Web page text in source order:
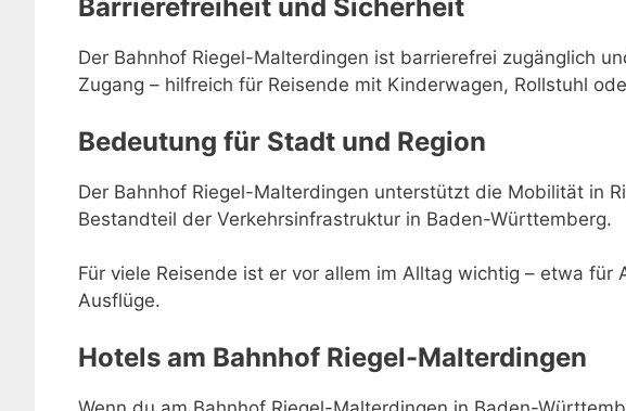
Barrierefreiheit und Sicherheit
Der Bahnhof Riegel-Malterdingen ist barrierefrei zugänglich
Zugang – hilfreich für Reisende mit Kinderwagen, Rollstuhl
Bedeutung für Stadt und Region
Der Bahnhof Riegel-Malterdingen unterstützt die Mobilität in
Bestandteil der Verkehrsinfrastruktur in Baden-Württemberg.
Für viele Reisende ist er vor allem im Alltag wichtig – etwa für
Ausflüge.
Hotels am Bahnhof Riegel-Malterdingen